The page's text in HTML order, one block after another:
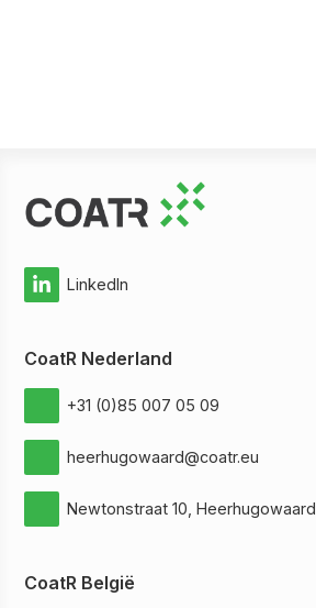
LinkedIn
CoatR Nederland
+31 (0)85 007 05 09
heerhugowaard@coatr.eu
Newtonstraat 10, Heerhugowaard
CoatR België